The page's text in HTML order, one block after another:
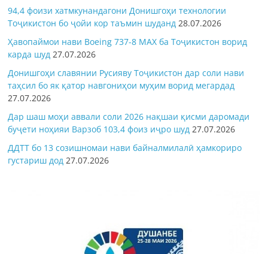
94,4 фоизи хатмкунандагони Донишгоҳи технологии
Тоҷикистон бо ҷойи кор таъмин шуданд 28.07.2026
Ҳавопаймои нави Boeing 737-8 MAX ба Тоҷикистон ворид
карда шуд 27.07.2026
Донишгоҳи славянии Русияву Тоҷикистон дар соли нави
таҳсил бо як қатор навгониҳои муҳим ворид мегардад
27.07.2026
Дар шаш моҳи аввали соли 2026 нақшаи қисми даромади
буҷети ноҳияи Варзоб 103,4 фоиз иҷро шуд 27.07.2026
ДДТТ бо 13 созишномаи нави байналмилалӣ ҳамкориро
густариш дод 27.07.2026